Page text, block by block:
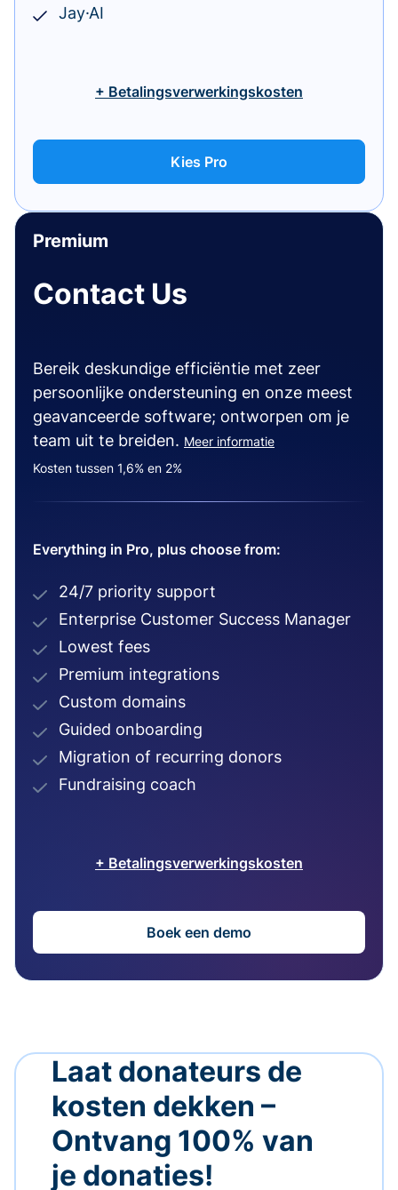
Jay·AI
+ Betalingsverwerkingskosten
Kies Pro
Premium
Contact Us
Bereik deskundige efficiëntie met zeer
persoonlijke ondersteuning en onze meest
geavanceerde software; ontworpen om je
team uit te breiden. Meer informatie
Kosten tussen 1,6% en 2%
Everything in Pro, plus choose from:
24/7 priority support
Enterprise Customer Success Manager
Lowest fees
Premium integrations
Custom domains
Guided onboarding
Migration of recurring donors
Fundraising coach
+ Betalingsverwerkingskosten
Boek een demo
Laat donateurs de
kosten dekken –
Ontvang 100% van
je donaties!